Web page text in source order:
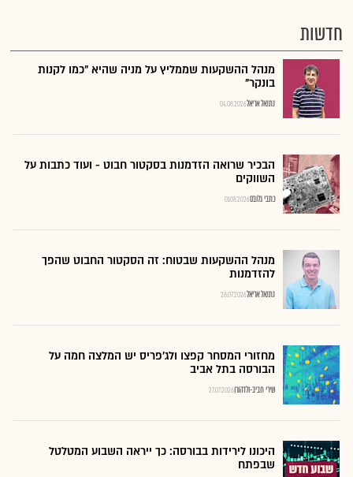
חדשות
מנהל ההשקעות שממליץ על מניה שהיא "כמו לקנות
בונקר"
04.08.2026נתנאל אריאל
הבכיר שרואה הזדמנות בסקטור חבוט - ועוד כתבות על
השווקים
01.08.2026כתבי גלובס
מנהל ההשקעות שבטוח: זה הסקטור החבוט שהפך
להזדמנות
28.07.2026נתנאל אריאל
מחזורי המסחר קפצו ולג'פריס יש המלצה חמה על
הבורסה בתל אביב
27.07.2026שירי חביב-ולדהורן
היכונו לירידות בבורסה: כך ייראה השבוע המטלטל
שבפתח